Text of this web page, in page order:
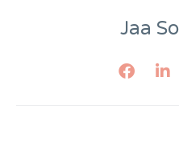
Jaa